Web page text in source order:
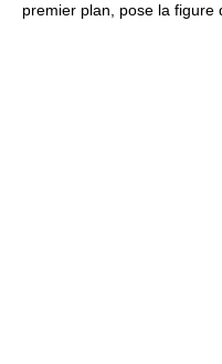
premier plan, pose la figure